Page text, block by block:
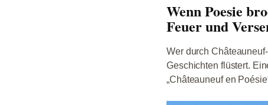
Wenn Poesie
Feuer und
Wer durch
Geschichten flüstert.
„Châteauneuf en